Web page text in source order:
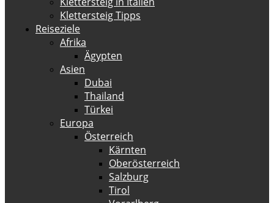
Klettersteig Tipps
Reiseziele
Afrika
Ägypten
Asien
Dubai
Thailand
Türkei
Europa
Österreich
Kärnten
Oberösterreich
Salzburg
Tirol